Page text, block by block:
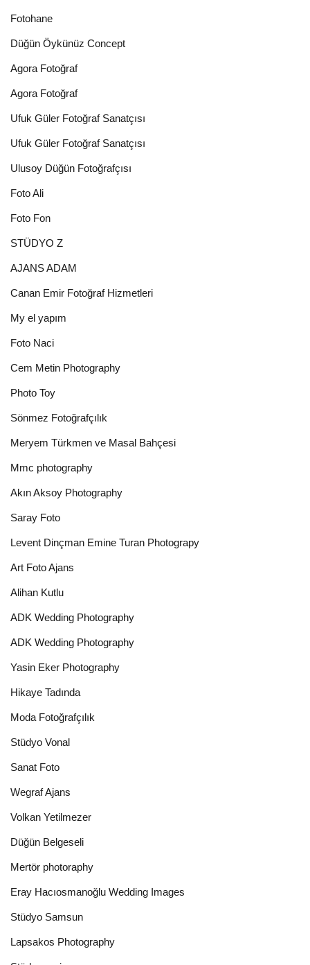
Fotohane
Düğün Öykünüz Concept
Agora Fotoğraf
Agora Fotoğraf
Ufuk Güler Fotoğraf Sanatçısı
Ufuk Güler Fotoğraf Sanatçısı
Ulusoy Düğün Fotoğrafçısı
Foto Ali
Foto Fon
STÜDYO Z
AJANS ADAM
Canan Emir Fotoğraf Hizmetleri
My el yapım
Foto Naci
Cem Metin Photography
Photo Toy
Sönmez Fotoğrafçılık
Meryem Türkmen ve Masal Bahçesi
Mmc photography
Akın Aksoy Photography
Saray Foto
Levent Dinçman Emine Turan Photograpy
Art Foto Ajans
Alihan Kutlu
ADK Wedding Photography
ADK Wedding Photography
Yasin Eker Photography
Hikaye Tadında
Moda Fotoğrafçılık
Stüdyo Vonal
Sanat Foto
Wegraf Ajans
Volkan Yetilmezer
Düğün Belgeseli
Mertör photoraphy
Eray Hacıosmanoğlu Wedding Images
Stüdyo Samsun
Lapsakos Photography